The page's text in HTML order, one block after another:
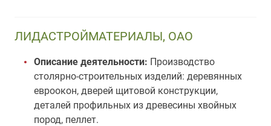
ЛИДАСТРОЙМАТЕРИАЛЫ, ОАО
Описание деятельности: Производство
столярно-строительных изделий: деревянных
евроокон, дверей щитовой конструкции,
деталей профильных из древесины хвойных
пород, пеллет.